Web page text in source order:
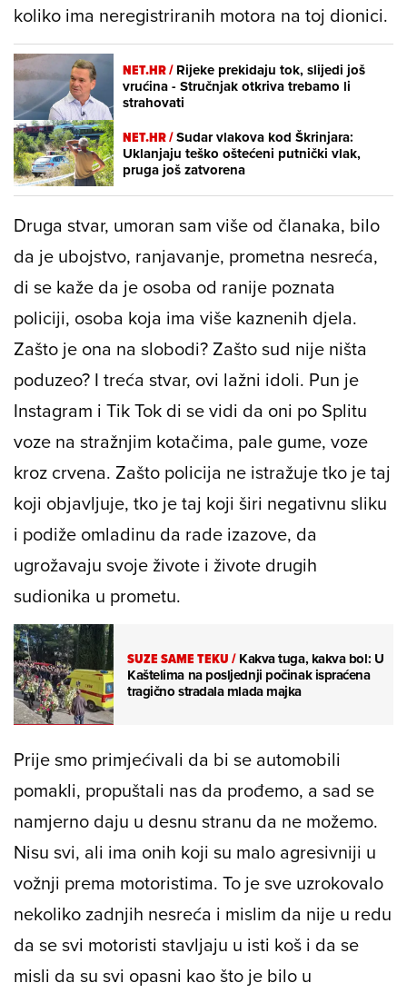
koliko ima neregistriranih motora na toj dionici.
NET.HR /Rijeke prekidaju tok, slijedi još
vrućina - Stručnjak otkriva trebamo li
strahovati
NET.HR /Sudar vlakova kod Škrinjara:
Uklanjaju teško oštećeni putnički vlak,
pruga još zatvorena
Druga stvar, umoran sam više od članaka, bilo
da je ubojstvo, ranjavanje, prometna nesreća,
di se kaže da je osoba od ranije poznata
policiji, osoba koja ima više kaznenih djela.
Zašto je ona na slobodi? Zašto sud nije ništa
poduzeo? I treća stvar, ovi lažni idoli. Pun je
Instagram i Tik Tok di se vidi da oni po Splitu
voze na stražnjim kotačima, pale gume, voze
kroz crvena. Zašto policija ne istražuje tko je taj
koji objavljuje, tko je taj koji širi negativnu sliku
i podiže omladinu da rade izazove, da
ugrožavaju svoje živote i živote drugih
sudionika u prometu.
SUZE SAME TEKU/Kakva tuga, kakva bol: U
Kaštelima na posljednji počinak ispraćena
tragično stradala mlada majka
Prije smo primjećivali da bi se automobili
pomakli, propuštali nas da prođemo, a sad se
namjerno daju u desnu stranu da ne možemo.
Nisu svi, ali ima onih koji su malo agresivniji u
vožnji prema motoristima. To je sve uzrokovalo
nekoliko zadnjih nesreća i mislim da nije u redu
da se svi motoristi stavljaju u isti koš i da se
misli da su svi opasni kao što je bilo u